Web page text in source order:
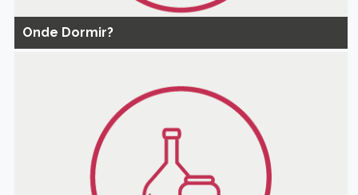
Onde Dormir?